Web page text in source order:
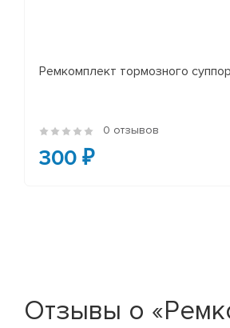
Ремкомплект тормозного
0 отзывов
300 ₽
Отзывы о